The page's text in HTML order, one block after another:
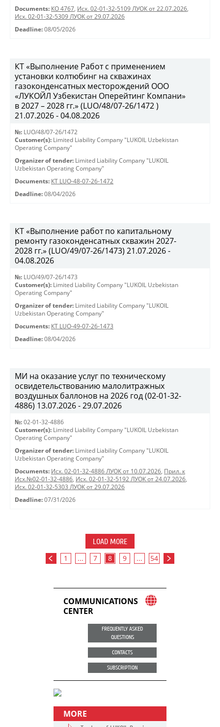
Documents: КО 4767, Исх. 02-01-32-5109 ЛУОК от 22.07.2026,
Исх. 02-01-32-5309 ЛУОК от 29.07.2026
Deadline: 08/05/2026
КТ «Выполнение Работ с применением
установки колтюбинг на скважинах
газоконденсатных месторождений ООО
«ЛУКОЙЛ Узбекистан Оперейтинг Компани»
в 2027 – 2028 гг.» (LUO/48/07-26/1472 )
21.07.2026 - 04.08.2026
№: LUO/48/07-26/1472
Customer(s): Limited Liability Company "LUKOIL Uzbekistan
Operating Company"
Organizer of tender: Limited Liability Company "LUKOIL
Uzbekistan Operating Company"
Documents: КТ LUO-48-07-26-1472
Deadline: 08/04/2026
КТ «Выполнение работ по капитальному
ремонту газоконденсатных скважин 2027-
2028 гг.» (LUO/49/07-26/1473) 21.07.2026 -
04.08.2026
№: LUO/49/07-26/1473
Customer(s): Limited Liability Company "LUKOIL Uzbekistan
Operating Company"
Organizer of tender: Limited Liability Company "LUKOIL
Uzbekistan Operating Company"
Documents: КТ LUO-49-07-26-1473
Deadline: 08/04/2026
МИ на оказание услуг по техническому
освидетельствованию малолитражных
воздушных баллонов на 2026 год (02-01-32-
4886) 13.07.2026 - 29.07.2026
№: 02-01-32-4886
Customer(s): Limited Liability Company "LUKOIL Uzbekistan
Operating Company"
Organizer of tender: Limited Liability Company "LUKOIL
Uzbekistan Operating Company"
Documents: Исх. 02-01-32-4886 ЛУОК от 10.07.2026, Прил. к
Исх.№02-01-32-4886, Исх. 02-01-32-5192 ЛУОК от 24.07.2026,
Исх. 02-01-32-5303 ЛУОК от 29.07.2026
Deadline: 07/31/2026
LOAD MORE
1 ... 7 8 9 ... 54
COMMUNICATIONS
CENTER
FREQUENTLY ASKED
QUESTIONS
CONTACTS
SUBSCRIPTION
MORE